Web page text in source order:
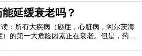
个七八分饱就足够了，不要吃得过饱，吃得
者过撑很容易引发肠胃方面的疾病，甚至出
综合症，女性经常吃得过饱还会导致卵
能延缓衰老吗？
：所有大疾病（癌症，心脏病，阿尔茨海
）的第一大危险因素正在衰老。但是，药物
来越多的研究背后的想法，吸引了政府和私